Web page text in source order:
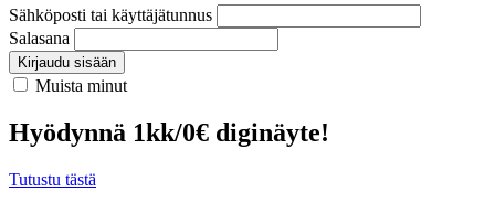
Sähköposti tai käyttäjätunnus
Salasana
Kirjaudu sisään
Muista minut
Hyödynnä 1kk/0€ diginäyte!
Tutustu tästä